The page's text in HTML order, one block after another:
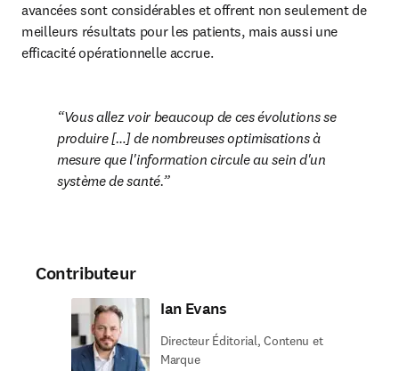
avancées sont considérables et offrent non seulement de
meilleurs résultats pour les patients, mais aussi une
efficacité opérationnelle accrue.
Vous allez voir beaucoup de ces évolutions se
produire […] de nombreuses optimisations à
mesure que l'information circule au sein d'un
système de santé.
Contributeur
Ian Evans
Directeur Éditorial, Contenu et
Marque